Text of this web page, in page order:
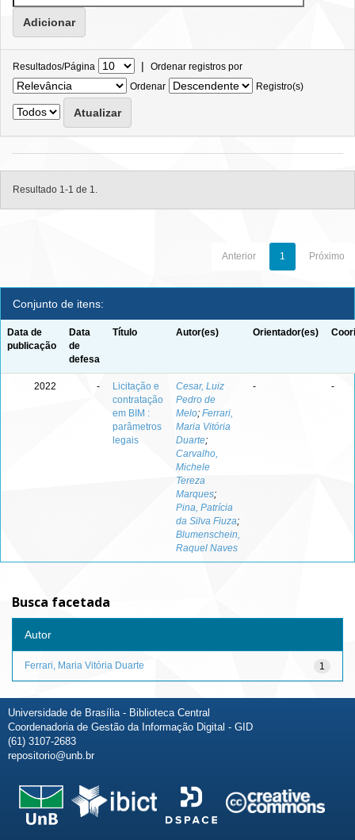
Resultados/Página | Ordenar registros por
Ordenar
Registro(s)
Resultado 1-1 de 1.
Anterior 1 Próximo
Conjunto de itens:
Data de
publicação
Data
de
defesa
Título Autor(es) Orientador(es)
2022 -
Licitação e
contratação
em BIM :
parâmetros
legais
Cesar, Luiz
Pedro de
Melo; Ferrari,
Maria Vitória
Duarte;
Carvalho,
Michele
Tereza
Marques;
Pina, Patrícia
da Silva Fiuza;
Blumenschein,
Raquel Naves
- -
Busca facetada
Autor
1
Ferrari, Maria Vitória Duarte
Universidade de Brasília - Biblioteca Central
Coordenadoria de Gestão da Informação Digital - GID
(61) 3107-2683
repositorio@unb.br